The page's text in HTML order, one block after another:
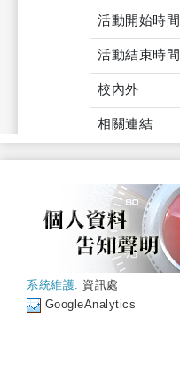
活動開始時間
活動結束時間
校內外
相關連結
系統維護: 資訊處
GoogleAnalytics